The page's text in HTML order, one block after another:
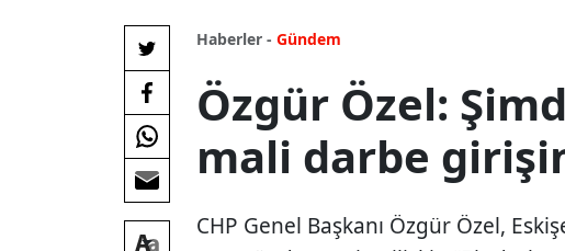
Haberler - Gündem
Özgür Özel:
mali darbe
CHP Genel Başkanı Özgür Özel,